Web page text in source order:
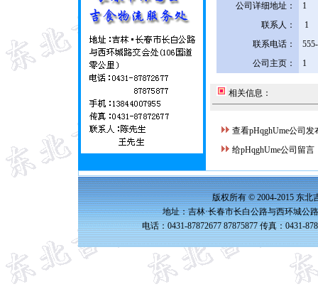
公司详细地址：
1
联系人：
1
联系电话：
公司主页：
1
相关信息：
查看pHqghUme公司发
给pHqghUme公司留言
版权所有 © 2004-2015 东北
地址：吉林·长春市长白公路与西环城公
电话：0431-87872677 87875877 传真：0431-